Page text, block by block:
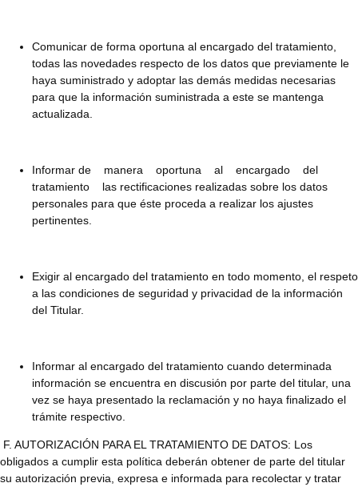
Comunicar de forma oportuna al encargado del tratamiento,
todas las novedades respecto de los datos que previamente le
haya suministrado y adoptar las demás medidas necesarias
para que la información suministrada a este se mantenga
actualizada.
Informar de manera oportuna al encargado del
tratamiento las rectificaciones realizadas sobre los datos
personales para que éste proceda a realizar los ajustes
pertinentes.
Exigir al encargado del tratamiento en todo momento, el respeto
a las condiciones de seguridad y privacidad de la información
del Titular.
Informar al encargado del tratamiento cuando determinada
información se encuentra en discusión por parte del titular, una
vez se haya presentado la reclamación y no haya finalizado el
trámite respectivo.
F. AUTORIZACIÓN PARA EL TRATAMIENTO DE DATOS: Los
obligados a cumplir esta política deberán obtener de parte del titular
su autorización previa, expresa e informada para recolectar y tratar